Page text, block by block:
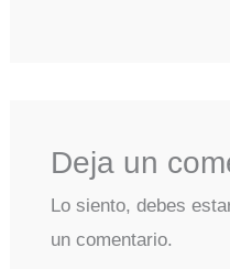
Deja un
Lo siento, debes
un comentario.